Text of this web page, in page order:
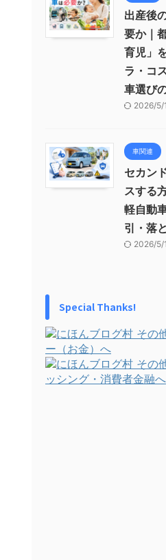
出産後
要か｜
育児」
ラ・コ
車選び
2026/5/
車関連
セカン
スする
軽自動
引・落
2026/5/
Special Thanks!